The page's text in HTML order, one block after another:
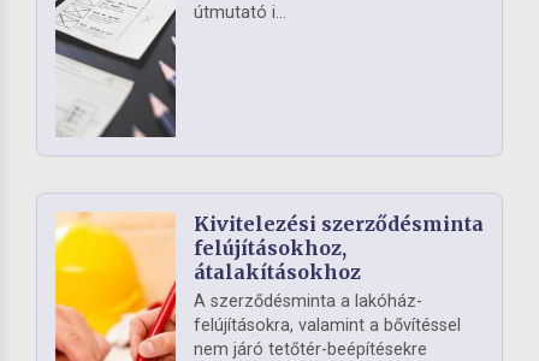
útmutató i...
Kivitelezési szerződésminta
felújításokhoz,
átalakításokhoz
A szerződésminta a lakóház-
felújításokra, valamint a bővítéssel
nem járó tetőtér-beépítésekre